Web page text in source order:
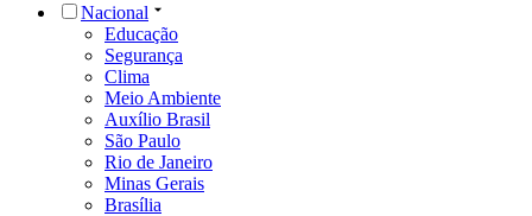
Nacional
Educação
Segurança
Clima
Meio Ambiente
Auxílio Brasil
São Paulo
Rio de Janeiro
Minas Gerais
Brasília